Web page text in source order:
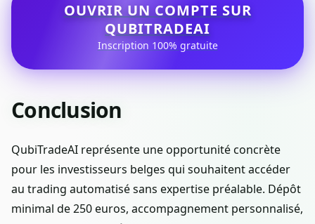
OUVRIR UN COMPTE SUR
QUBITRADEAI
Inscription 100% gratuite
Conclusion
QubiTradeAI représente une opportunité concrète
pour les investisseurs belges qui souhaitent accéder
au trading automatisé sans expertise préalable. Dépôt
minimal de 250 euros, accompagnement personnalisé,